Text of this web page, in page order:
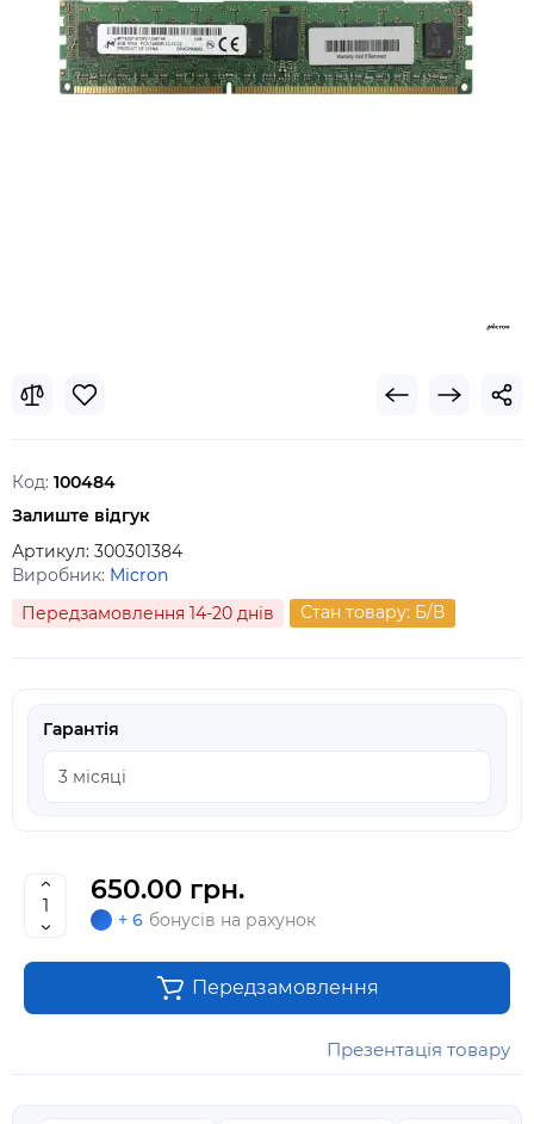
Код: 100484
Залиште відгук
Артикул: 300301384
Виробник: Micron
Передзамовлення 14-20 днів
Стан товару: Б/В
Гарантія
650.00 грн.
+ 6 бонусів на рахунок
Передзамовлення
Презентація товару